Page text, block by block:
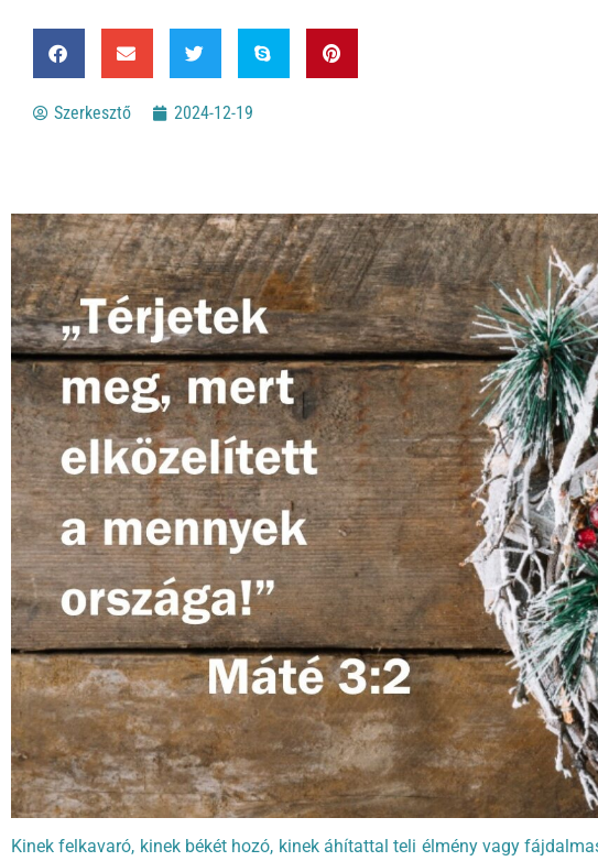
Szerkesztő 2024-12-19
Kinek felkavaró, kinek békét hozó, kinek áhítattal teli élmény vagy